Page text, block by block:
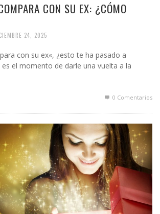
CON SU EX: ¿CÓMO
24, 2025
con su ex«, ¿esto te ha pasado a
es el momento de darle una vuelta a la
0 Comentarios